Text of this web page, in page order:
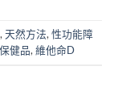
,天然方法,性功能障
健品,維他命D